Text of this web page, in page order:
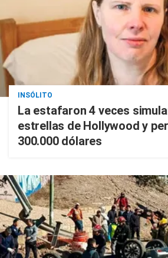
INSÓLITO
La estafaron 4 veces
estrellas de Hollywood y
300.000 dólares